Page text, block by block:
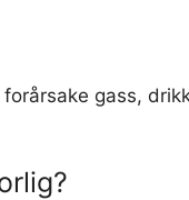
gass,